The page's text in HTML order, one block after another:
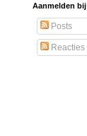
Aanmelden bij
Posts
Reacties